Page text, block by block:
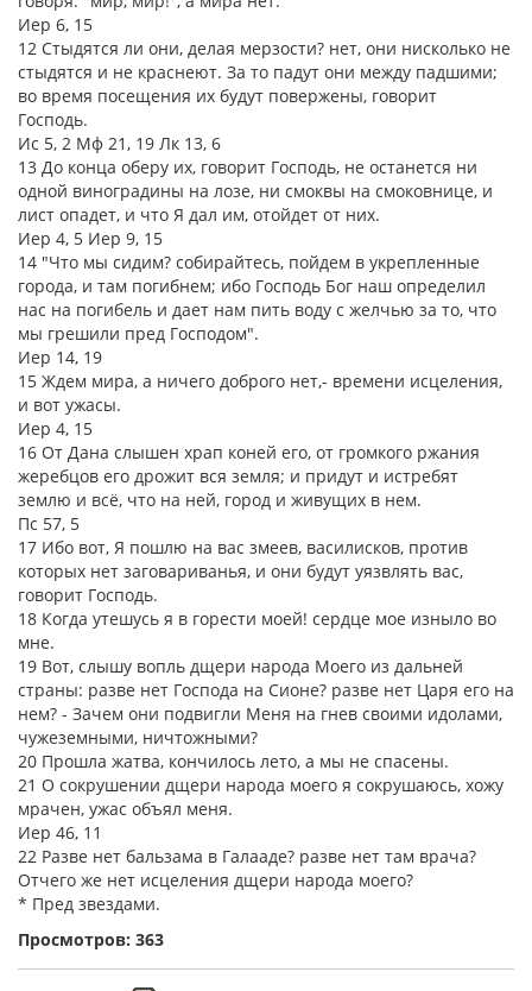
Иер 6, 15
12 Стыдятся ли они, делая мерзости? нет, они нисколько не
стыдятся и не краснеют. За то падут они между падшими;
во время посещения их будут повержены, говорит
Господь.
Ис 5, 2 Мф 21, 19 Лк 13, 6
13 До конца оберу их, говорит Господь, не останется ни
одной виноградины на лозе, ни смоквы на смоковнице, и
лист опадет, и что Я дал им, отойдет от них.
Иер 4, 5 Иер 9, 15
14 "Что мы сидим? собирайтесь, пойдем в укрепленные
города, и там погибнем; ибо Господь Бог наш определил
нас на погибель и дает нам пить воду с желчью за то, что
мы грешили пред Господом".
Иер 14, 19
15 Ждем мира, а ничего доброго нет,- времени исцеления,
и вот ужасы.
Иер 4, 15
16 От Дана слышен храп коней его, от громкого ржания
жеребцов его дрожит вся земля; и придут и истребят
землю и всё, что на ней, город и живущих в нем.
Пс 57, 5
17 Ибо вот, Я пошлю на вас змеев, василисков, против
которых нет заговариванья, и они будут уязвлять вас,
говорит Господь.
18 Когда утешусь я в горести моей! сердце мое изныло во
мне.
19 Вот, слышу вопль дщери народа Моего из дальней
страны: разве нет Господа на Сионе? разве нет Царя его на
нем? - Зачем они подвигли Меня на гнев своими идолами,
чужеземными, ничтожными?
20 Прошла жатва, кончилось лето, а мы не спасены.
21 О сокрушении дщери народа моего я сокрушаюсь, хожу
мрачен, ужас объял меня.
Иер 46, 11
22 Разве нет бальзама в Галааде? разве нет там врача?
Отчего же нет исцеления дщери народа моего?
* Пред звездами.
Просмотров: 363